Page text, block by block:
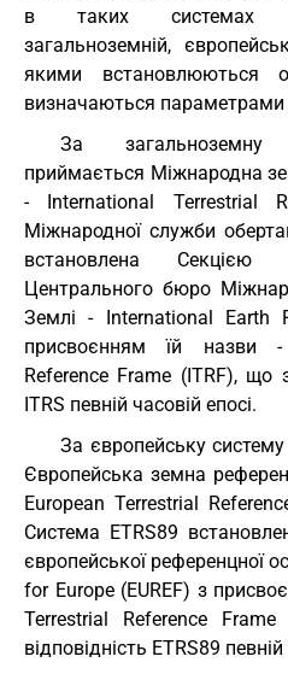
в таких системах
загальноземній,
якими встановлюються
визначаються параметрами
За загальноземну
приймається Міжнародна
- International Terrestrial
Міжнародної служби
встановлена Секцією
Центрального бюро
Землі - International Earth
присвоєнням їй назви -
Reference Frame (ITRF), що
ITRS певній часовій епосі.
За європейську
Європейська земна
European Terrestrial
Система ETRS89
європейської референцної
for Europe (EUREF) з
Terrestrial Reference
відповідність ETRS89